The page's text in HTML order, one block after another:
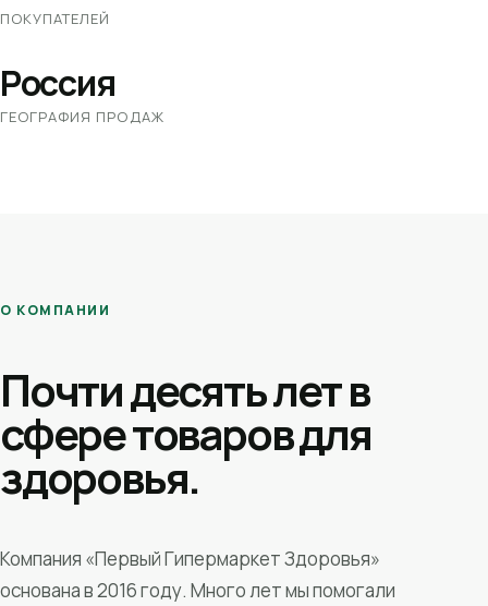
ПОКУПАТЕЛЕЙ
Россия
ГЕОГРАФИЯ ПРОДАЖ
О КОМПАНИИ
Почти десять лет в
сфере товаров для
здоровья.
Компания «Первый Гипермаркет Здоровья»
основана в 2016 году. Много лет мы помогали